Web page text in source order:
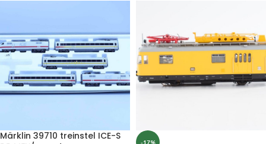
Märklin 39710 treinstel ICE-S
-17%